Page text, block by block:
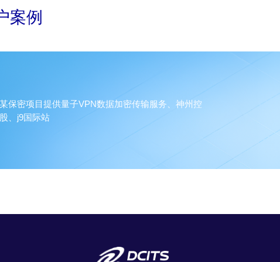
案例
某保密项目提供量子VPN数据加密传输服务、神州控
股、j9国际站